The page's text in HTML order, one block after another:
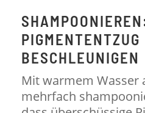
PIGMENTENTZUG
BESCHLEUNIGEN
Mit warmem Wasser
mehrfach